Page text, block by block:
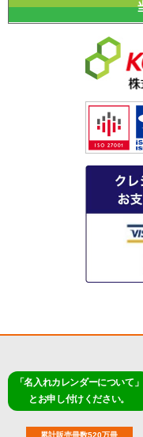
「名入れカレンダーについて」
とお申し付けください。